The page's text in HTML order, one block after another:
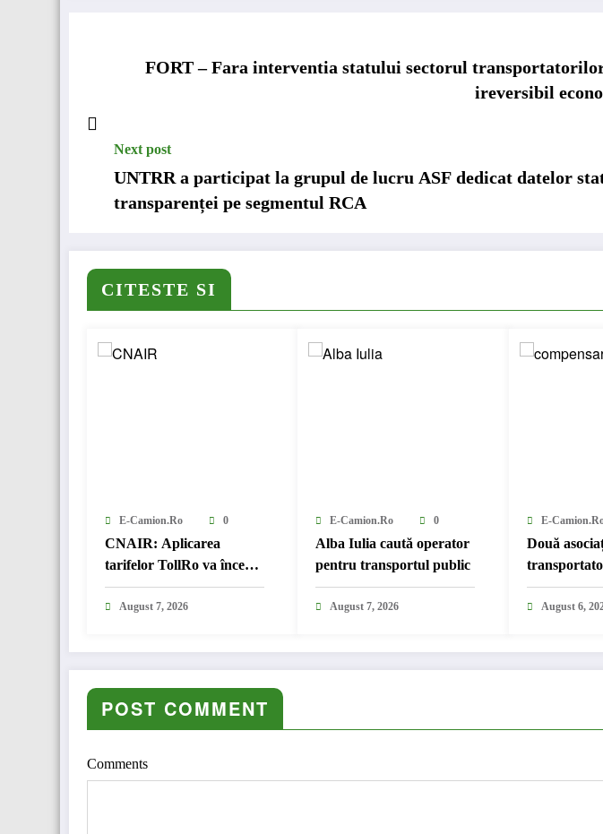
FORT – Fara interventia statului sectorul transportatorilor
ireversibil
Next post
UNTRR a participat la grupul de lucru ASF dedicat datelor
transparenței pe segmentul RCA
CITESTE SI
E-Camion.ro 0
CNAIR: Aplicarea
tarifelor TollRo va începe
la 1 octombrie 2026
August 7, 2026
E-Camion.ro 0
Alba Iulia caută operator
pentru transportul public
August 7, 2026
E-
Două
compensare
August 6,
POST COMMENT
Comments